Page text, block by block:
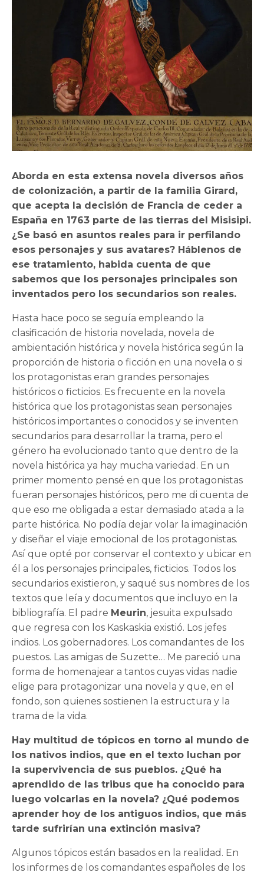
Aborda en esta extensa novela diversos años
de colonización, a partir de la familia Girard,
que acepta la decisión de Francia de ceder a
España en 1763 parte de las tierras del Misisipi.
¿Se basó en asuntos reales para ir perfilando
esos personajes y sus avatares? Háblenos de
ese tratamiento, habida cuenta de que
sabemos que los personajes principales son
inventados pero los secundarios son reales.
Hasta hace poco se seguía empleando la
clasificación de historia novelada, novela de
ambientación histórica y novela histórica según la
proporción de historia o ficción en una novela o si
los protagonistas eran grandes personajes
históricos o ficticios. Es frecuente en la novela
histórica que los protagonistas sean personajes
históricos importantes o conocidos y se inventen
secundarios para desarrollar la trama, pero el
género ha evolucionado tanto que dentro de la
novela histórica ya hay mucha variedad. En un
primer momento pensé en que los protagonistas
fueran personajes históricos, pero me di cuenta de
que eso me obligada a estar demasiado atada a la
parte histórica. No podía dejar volar la imaginación
y diseñar el viaje emocional de los protagonistas.
Así que opté por conservar el contexto y ubicar en
él a los personajes principales, ficticios. Todos los
secundarios existieron, y saqué sus nombres de los
textos que leía y documentos que incluyo en la
bibliografía. El padre Meurin, jesuita expulsado
que regresa con los Kaskaskia existió. Los jefes
indios. Los gobernadores. Los comandantes de los
puestos. Las amigas de Suzette… Me pareció una
forma de homenajear a tantos cuyas vidas nadie
elige para protagonizar una novela y que, en el
fondo, son quienes sostienen la estructura y la
trama de la vida.
Hay multitud de tópicos en torno al mundo de
los nativos indios, que en el texto luchan por
la supervivencia de sus pueblos. ¿Qué ha
aprendido de las tribus que ha conocido para
luego volcarlas en la novela? ¿Qué podemos
aprender hoy de los antiguos indios, que más
tarde sufrirían una extinción masiva?
Algunos tópicos están basados en la realidad. En
los informes de los comandantes españoles de los